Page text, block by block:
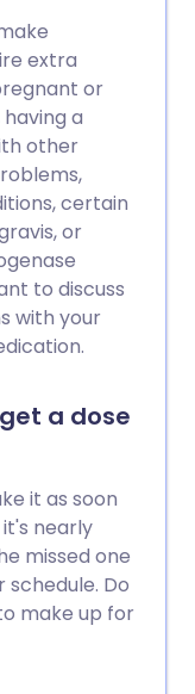
extra
or
a
other
certain
or
to discuss
with your
a dose
it as soon
nearly
missed one
Do
make up for